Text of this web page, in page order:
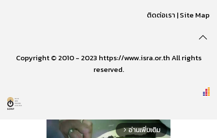
ติดต่อเรา |Site Map
Copyright © 2010 - 2023 https://www.isra.or.th All rights
reserved.
arrow_forward_ios อ่านเพิ่มเติม